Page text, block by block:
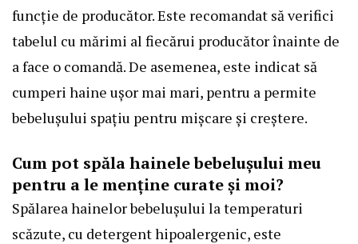
funcție de producător. Este recomandat să verifici
tabelul cu mărimi al fiecărui producător înainte de
a face o comandă. De asemenea, este indicat să
cumperi haine ușor mai mari, pentru a permite
bebelușului spațiu pentru mișcare și creștere.
Cum pot spăla hainele bebelușului meu
pentru a le menține curate și moi?
Spălarea hainelor bebelușului la temperaturi
scăzute, cu detergent hipoalergenic, este